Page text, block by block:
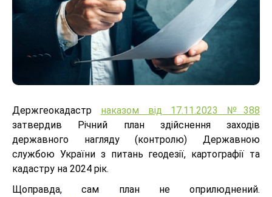
Держгеокадастр наказом від 17.11.2023 №388
затвердив Річний план здійснення заходів
державного нагляду (контролю) Державною
службою України з питань геодезії, картографії та
кадастру на 2024 рік.
Щоправда, сам план не оприлюднений.